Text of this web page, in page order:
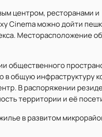
центром, ресторанами и
Cinema можно дойти
Месторасположение
общественного
общую инфраструктуру
В распоряжении
территории и её
в развитом